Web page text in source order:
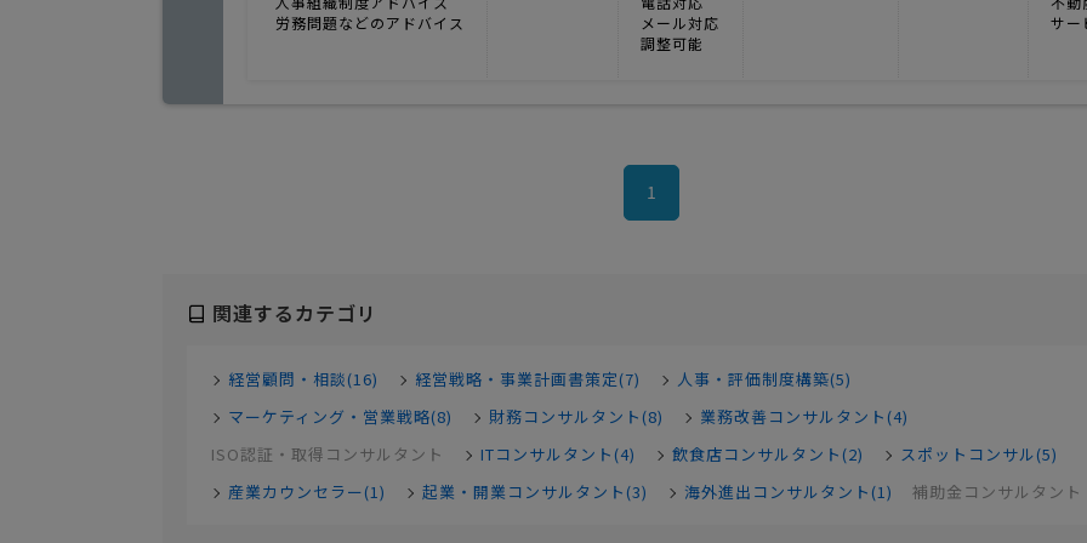
労務問題などのアドバイス
メール対応
調整可能
サー
1
関連するカテゴリ
経営顧問・相談(16) 経営戦略・事業計画書策定(7)
人事・評価制度構築(5)
マーケティング・営業戦略(8)
財務コンサルタント(8)
業務改善コンサルタント(4)
ISO認証・取得コンサルタント
ITコンサルタント(4) 飲食店コンサルタント(2)
スポットコンサル(5)
産業カウンセラー(1)
起業・開業コンサルタント(3) 海外進出コンサルタント(1) 補助金コンサルタント